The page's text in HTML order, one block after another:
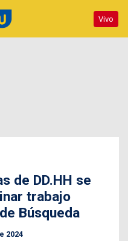
Vivo
de DD.HH se
trabajo
Búsqueda
2024